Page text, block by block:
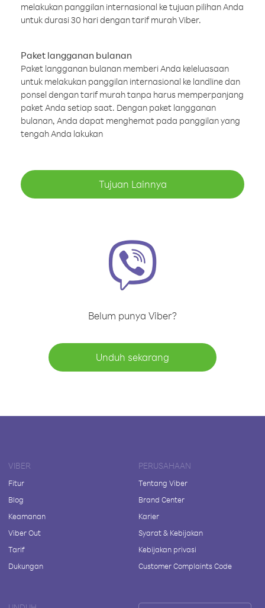
melakukan panggilan internasional ke tujuan pilihan Anda
untuk durasi 30 hari dengan tarif murah Viber.
Paket langganan bulanan
Paket langganan bulanan memberi Anda keleluasaan
untuk melakukan panggilan internasional ke landline dan
ponsel dengan tarif murah tanpa harus memperpanjang
paket Anda setiap saat. Dengan paket langganan
bulanan, Anda dapat menghemat pada panggilan yang
tengah Anda lakukan
Tujuan Lainnya
Belum punya Viber?
Unduh sekarang
VIBER
Fitur
Blog
Keamanan
Viber Out
Tarif
Dukungan
PERUSAHAAN
Tentang Viber
Brand Center
Karier
Syarat & Kebijakan
Kebijakan privasi
Customer Complaints Code